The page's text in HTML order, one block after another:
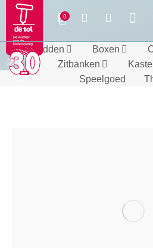
Bedden Boxen
Zitbanken
Speelgoed